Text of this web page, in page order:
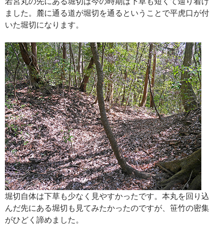
ました。麓に通る道が堀切を通るということで平虎口が付
いた堀切になります。
堀切自体は下草も少なく見やすかったです。本丸を回り込
んだ先にある堀切も見てみたかったのですが、笹竹の密集
がひどく諦めました。